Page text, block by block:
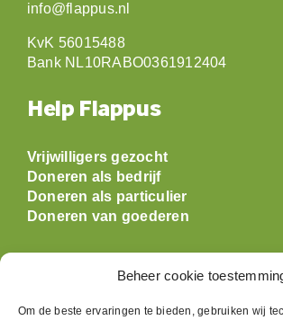
Beheer cookie
Om de beste ervaringen te bieden, gebruiken wij
info@flappus.nl
KvK 56015488
Bank NL10RABO0361912404
Help Flappus
Vrijwilligers gezocht
Doneren als bedrijf
Doneren als particulier
Doneren van goederen
Maandag: gesloten